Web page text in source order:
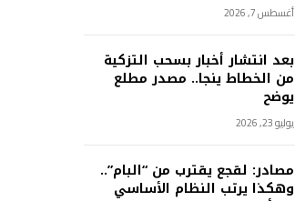
أغسطس 7, 2026
بعد انتشار أخبار بسحب التزكية
من الخطاط ينجا.. مصدر مطلع
يوضح
يوليو 23, 2026
مصادر: لقجع يقترب من “البام”..
وهكذا يرتب النظام الأساسي